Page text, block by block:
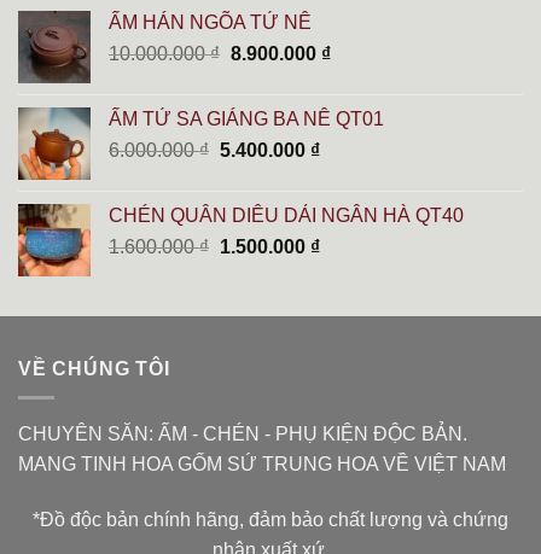
9.000.000 ₫.
7.800.000 ₫.
ẤM HÁN NGÕA TỬ NÊ
10.000.000₫ Giá
là:
10.000.000 ₫.
8.900.000 ₫Giá
là:
ẤM TỬ SA GIÁNG BA NÊ QT01
6.000.000₫ Giá
6.000.000 ₫.
5.400.000 ₫Giá
là:
5.400.000 ₫.
CHÉN QUÂN DIÊU DẢI NGÂN HÀ QT40
1.600.000₫ Giá
1.600.000 ₫.
1.500.000 ₫Giá
là:
VỀ CHÚNG TÔI
CHUYÊN SĂN: ẤM - CHÉN - PHỤ KIỆN ĐỘC BẢN.
MANG TINH HOA GỐM SỨ TRUNG HOA VỀ VIỆT NAM
*Đồ độc bản chính hãng, đảm bảo chất lượng và chứng